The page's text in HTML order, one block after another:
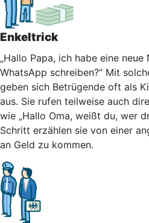
Enkeltrick
„Hallo Papa, ich habe eine
WhatsApp schreiben?“ Mit
geben sich Betrügende oft als
aus. Sie rufen teilweise auch
wie „Hallo Oma, weißt du, wer
Schritt erzählen sie von einer
an Geld zu kommen.